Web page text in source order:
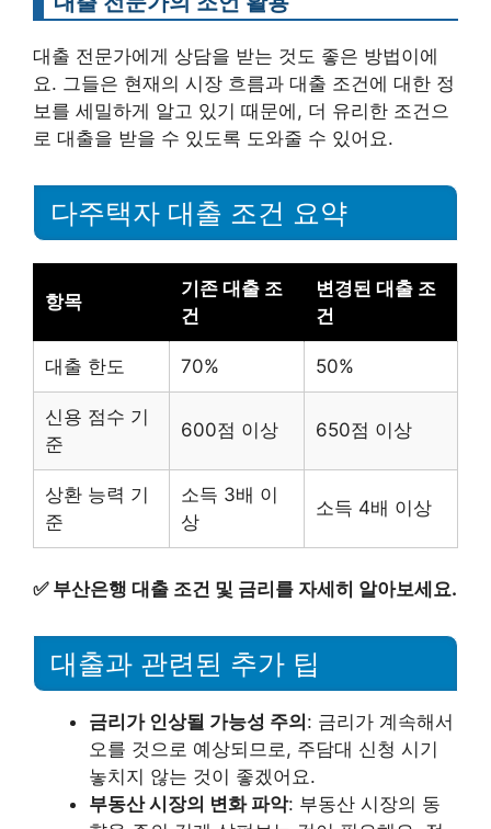
대출 전문가에게 상담을 받는 것도 좋은 방법이에
요. 그들은 현재의 시장 흐름과 대출 조건에 대한 정
보를 세밀하게 알고 있기 때문에, 더 유리한 조건으
로 대출을 받을 수 있도록 도와줄 수 있어요.
다주택자 대출 조건 요약
항목
기존 대출 조
건
변경된 대출 조
건
대출 한도 70% 50%
신용 점수 기
준
600점 이상 650점 이상
상환 능력 기
준
소득 3배 이
상
소득 4배 이상
✅ 부산은행 대출 조건 및 금리를 자세히 알아보세요.
대출과 관련된 추가 팁
금리가 인상될 가능성 주의 : 금리가 계속해서
오를 것으로 예상되므로, 주담대 신청 시기
놓치지 않는 것이 좋겠어요.
부동산 시장의 변화 파악: 부동산 시장의 동